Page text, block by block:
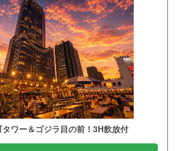
ワー＆ゴジラ目の前！3H飲放付